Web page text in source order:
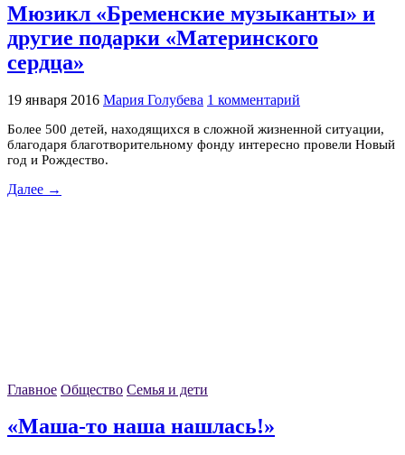
Мюзикл «Бременские музыканты» и
другие подарки «Материнского
сердца»
19 января 2016 Мария Голубева 1 комментарий
Более 500 детей, находящихся в сложной жизненной ситуации,
благодаря благотворительному фонду интересно провели Новый
год и Рождество.
Далее →
Главное Общество Семья и дети
«Маша-то наша нашлась!»